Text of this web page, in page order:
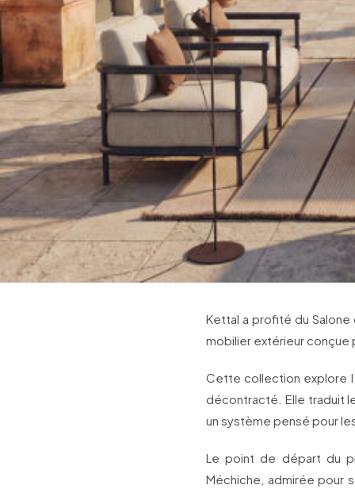
Kettal a profité du
mobilier extérieur conçue
Cette collection explore
décontracté. Elle traduit
un système pensé pour
Le point de départ du
Méchiche, admirée pour